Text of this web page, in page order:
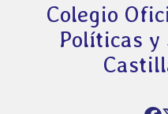
Colegio
Políticas y